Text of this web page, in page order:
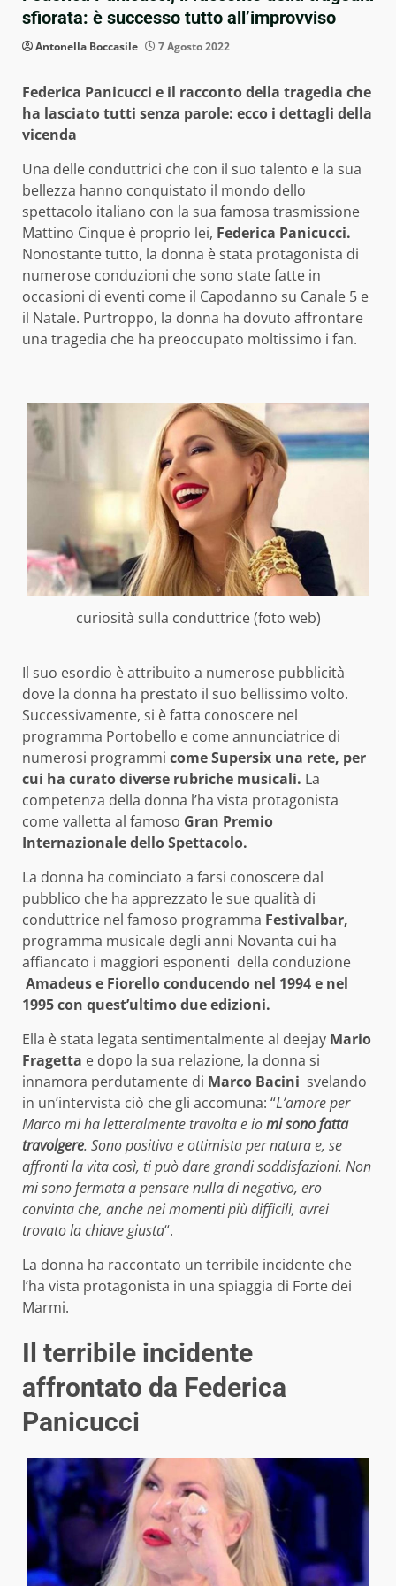
sfiorata: è successo tutto all’improvviso
Antonella Boccasile 7 Agosto 2022
Federica Panicucci e il racconto della tragedia che
ha lasciato tutti senza parole: ecco i dettagli della
vicenda
Una delle conduttrici che con il suo talento e la sua
bellezza hanno conquistato il mondo dello
spettacolo italiano con la sua famosa trasmissione
Mattino Cinque è proprio lei, Federica Panicucci.
Nonostante tutto, la donna è stata protagonista di
numerose conduzioni che sono state fatte in
occasioni di eventi come il Capodanno su Canale 5 e
il Natale. Purtroppo, la donna ha dovuto affrontare
una tragedia che ha preoccupato moltissimo i fan.
curiosità sulla conduttrice (foto web)
Il suo esordio è attribuito a numerose pubblicità
dove la donna ha prestato il suo bellissimo volto.
Successivamente, si è fatta conoscere nel
programma Portobello e come annunciatrice di
numerosi programmi come Supersix una rete, per
cui ha curato diverse rubriche musicali. La
competenza della donna l’ha vista protagonista
come valletta al famoso Gran Premio
Internazionale dello Spettacolo.
La donna ha cominciato a farsi conoscere dal
pubblico che ha apprezzato le sue qualità di
conduttrice nel famoso programma Festivalbar,
programma musicale degli anni Novanta cui ha
affiancato i maggiori esponenti della conduzione
Amadeus e Fiorello conducendo nel 1994 e nel
1995 con quest’ultimo due edizioni.
Ella è stata legata sentimentalmente al deejay Mario
Fragetta e dopo la sua relazione, la donna si
innamora perdutamente di Marco Bacini svelando
in un’intervista ciò che gli accomuna: “L’amore per
Marco mi ha letteralmente travolta e iomi sono fatta
travolgere. Sono positiva e ottimista per natura e, se
affronti la vita così, ti può dare grandi soddisfazioni. Non
mi sono fermata a pensare nulla di negativo, ero
convinta che, anche nei momenti più difficili, avrei
trovato la chiave giusta“.
La donna ha raccontato un terribile incidente che
l’ha vista protagonista in una spiaggia di Forte dei
Marmi.
Il terribile incidente
affrontato da Federica
Panicucci